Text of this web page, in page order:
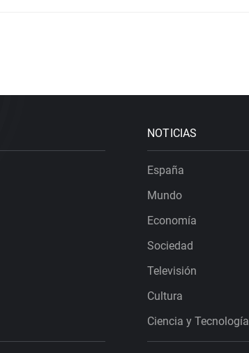
NOTICIAS
España
Mundo
Economía
Sociedad
Televisión
Cultura
Ciencia y Tecnología